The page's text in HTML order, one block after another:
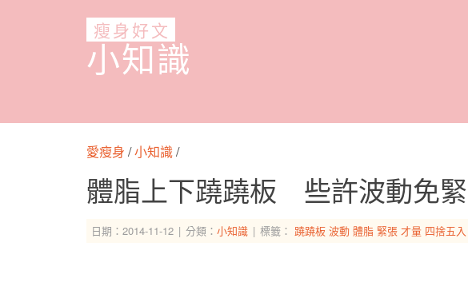
瘦身好文
小知識
愛瘦身 /小知識/
體脂上下蹺蹺板 些許波動免
日期：2014-11-12 分類： 小知識 標籤： 蹺蹺板 波動 體脂 緊張 才量 四捨五入